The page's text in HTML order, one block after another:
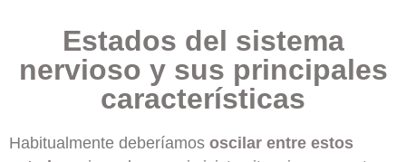
Estados del sistema
nervioso y sus principales
características
Habitualmente deberíamos oscilar entre estos